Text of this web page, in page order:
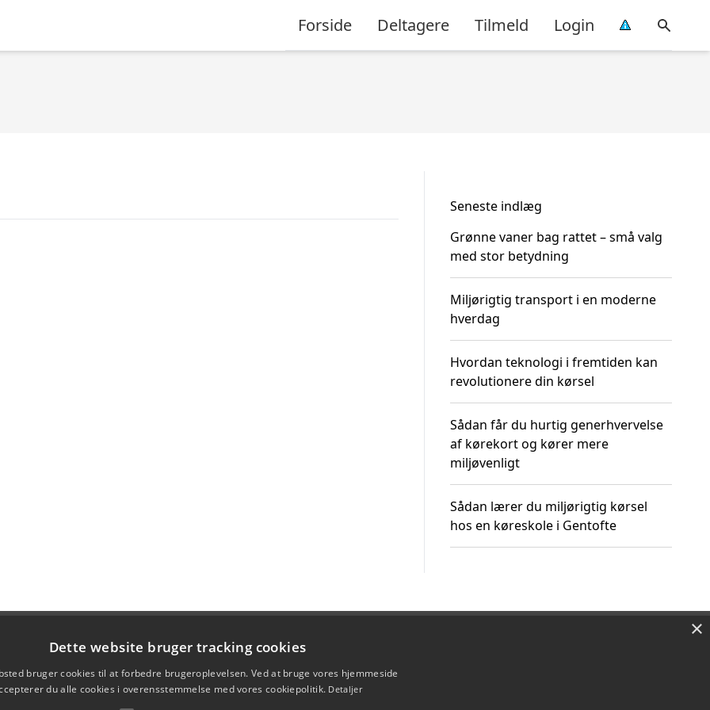
Forside Deltagere Tilmeld Login
Seneste indlæg
Grønne vaner bag rattet – små valg
med stor betydning
Miljørigtig transport i en moderne
hverdag
Hvordan teknologi i fremtiden kan
revolutionere din kørsel
Sådan får du hurtig generhvervelse
af kørekort og kører mere
miljøvenligt
Sådan lærer du miljørigtig kørsel
hos en køreskole i Gentofte
×
Dette website bruger tracking cookies
bruger cookies til at forbedre brugeroplevelsen. Ved at bruge vores hjemmeside
du alle cookies i overensstemmelse med vores cookiepolitik. Detaljer